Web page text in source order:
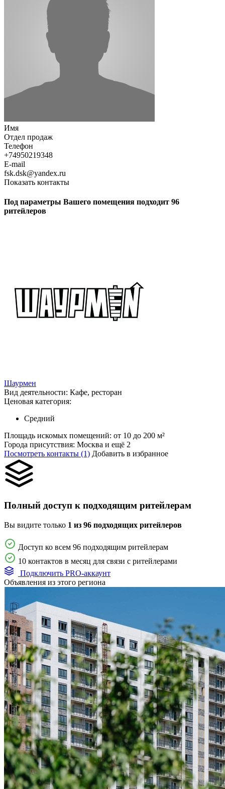
Имя
Отдел продаж
Телефон
+74950219348
E-mail
fsk.dsk@yandex.ru
Показать контакты
Под параметры Вашего помещения подходит 96
ритейлеров
Шаурмен
Вид деятельности: Кафе, ресторан
Ценовая категория:
Средний
Площадь искомых помещений: от 10 до 200 м²
Города присутствия: Москва и ещё 2
Посмотреть контакты (1) Добавить в избранное
Полный доступ к подходящим ритейлерам
Вы видите только 1 из 96 подходящих ритейлеров
Доступ ко всем 96 подходящим ритейлерам
10 контактов в месяц для связи с ритейлерами
Подключить PRO-аккаунт
Объявления из этого региона